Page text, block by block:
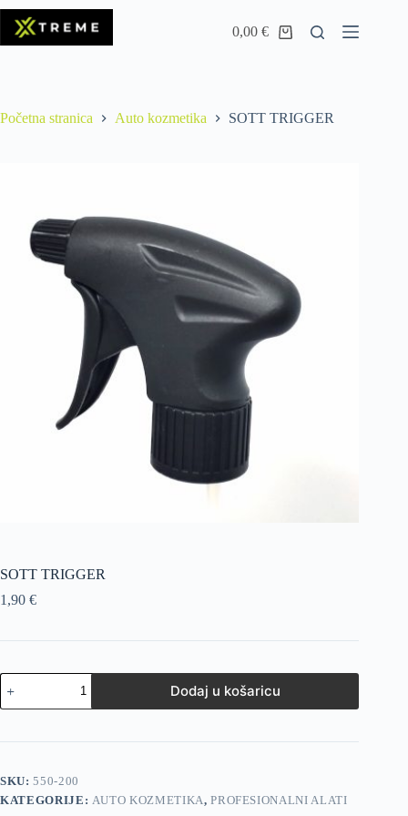
0,00€
Početna stranica Auto kozmetika SOTT TRIGGER
SOTT TRIGGER
1,90 €
Dodaj u košaricu
SKU:550-200
KATEGORIJE: AUTO KOZMETIKA,PROFESIONALNI ALATI